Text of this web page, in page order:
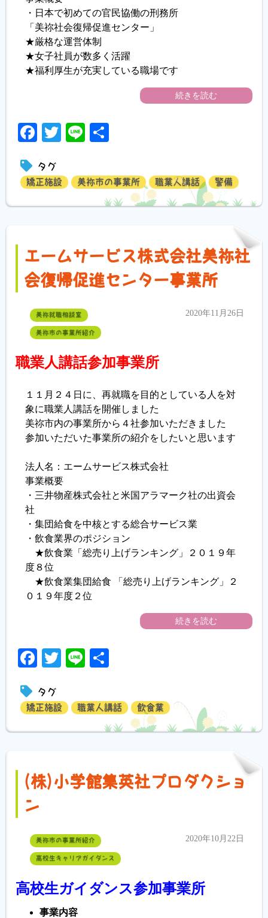
・日本で初めての官民協働の刑務所
「美祢社会復帰促進センター」
★厳格な運営体制
★女子社員が数多く活躍
★福利厚生が充実している職場です
続きを読む
Facebook
Twitter
Line
タグ
矯正施設 美祢市の事業所 職業人講話 警備
エームサービス株式会社美祢社
会復帰促進センター事業所
美祢就職相談室
美祢市の事業所紹介
2020年11月26日
職業人講話参加事業所
１１月２４日に、再就職を目的としている人を対
象に職業人講話を開催しました
美祢市内の事業所から４社参加いただきました
参加いただいた事業所の紹介をしたいと思います
法人名：エームサービス株式会社
事業概要
・三井物産株式会社と米国アラマーク社の出資会
社
・集団給食を中核とする総合サービス業
・飲食業界のポジション
★飲食業「総売り上げランキング」２０１９年
度８位
★飲食業集団給食 「総売り上げランキング」２
０１９年度２位
続きを読む
Facebook
Twitter
Line
タグ
矯正施設 職業人講話 飲食業
(株)小学館集英社プロダクショ
ン
美祢市の事業所紹介
高校生キャリアガイダンス
2020年10月22日
高校生ガイダンス参加事業所
事業内容